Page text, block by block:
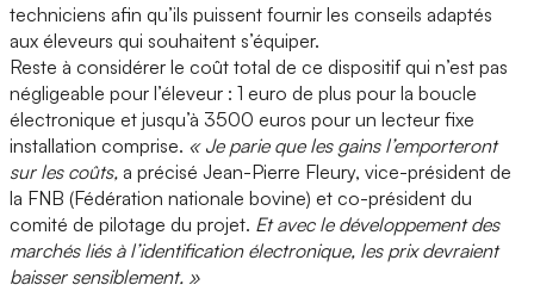
techniciens afin qu’ils puissent fournir les conseils adaptés
aux éleveurs qui souhaitent s’équiper.
Reste à considérer le coût total de ce dispositif qui n’est pas
négligeable pour l’éleveur : 1 euro de plus pour la boucle
électronique et jusqu’à 3500 euros pour un lecteur fixe
installation comprise. « Je parie que les gains l’emporteront
sur les coûts, a précisé Jean-Pierre Fleury, vice-président de
la FNB (Fédération nationale bovine) et co-président du
comité de pilotage du projet. Et avec le développement des
marchés liés à l’identification électronique, les prix devraient
baisser sensiblement. »